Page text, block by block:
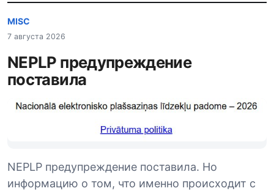
MISC
7 августа 2026
NEPLP предупреждение
поставила
NEPLP предупреждение поставила. Но
информацию о том, что именно происходит с